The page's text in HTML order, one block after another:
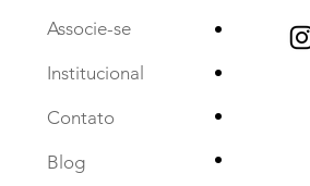
Associe-se
Institucional
Contato
Blog
•
•
•
•